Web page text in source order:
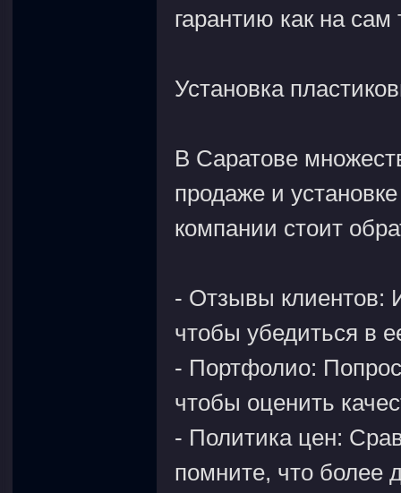
гарантию как на
Установка
В Саратове
продаже и
компании стоит
- Отзывы клиентов:
чтобы убедиться в
- Портфолио:
чтобы оценить
- Политика цен:
помните, что более